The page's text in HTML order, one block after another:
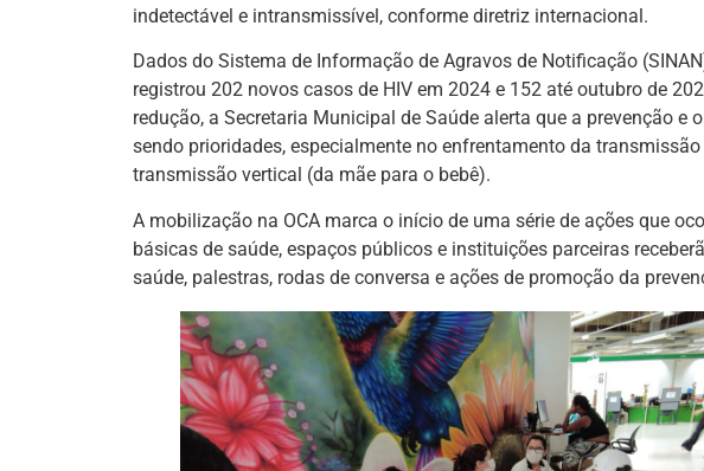
indetectável e intransmissível, conforme diretriz internacional.
Dados do Sistema de Informação de Agravos de Notificação
registrou 202 novos casos de HIV em 2024 e 152 até outubro de
redução, a Secretaria Municipal de Saúde alerta que a prevenção e
sendo prioridades, especialmente no enfrentamento da
transmissão vertical (da mãe para o bebê).
A mobilização na OCA marca o início de uma série de ações que
básicas de saúde, espaços públicos e instituições parceiras
saúde, palestras, rodas de conversa e ações de promoção da